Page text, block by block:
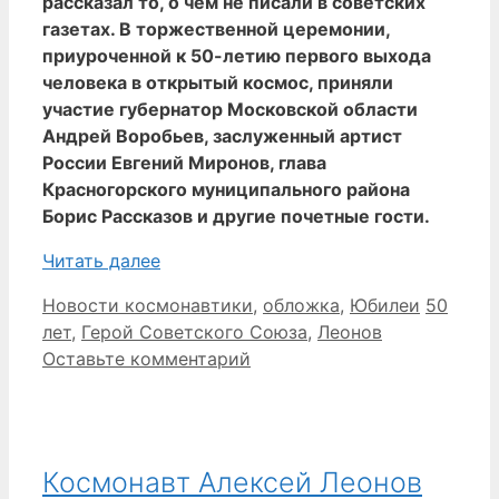
газетах. В торжественной церемонии,
приуроченной к 50-летию первого выхода
человека в открытый космос, приняли
участие губернатор Московской области
Андрей Воробьев, заслуженный артист
России Евгений Миронов, глава
Красногорского муниципального района
Борис Рассказов и другие почетные гости.
Читать далее
Рубрики
Новости космонавтики, обложка, Юбилеи Метки
50
лет, Герой Советского Союза, Леонов
Оставьте комментарий
Космонавт Алексей Леонов